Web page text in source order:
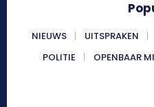
NIEUWS UITSPRAKEN
POLITIE
OPENBAAR